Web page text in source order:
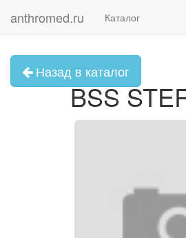
anthromed.ru Каталог
Назад в каталог
BSS